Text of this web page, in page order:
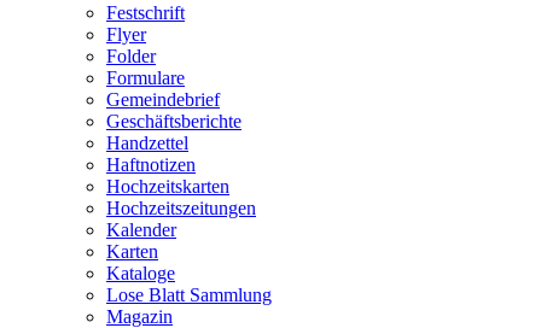
Festschrift
Flyer
Folder
Formulare
Gemeindebrief
Geschäftsberichte
Handzettel
Haftnotizen
Hochzeitskarten
Hochzeitszeitungen
Kalender
Karten
Kataloge
Lose Blatt Sammlung
Magazin